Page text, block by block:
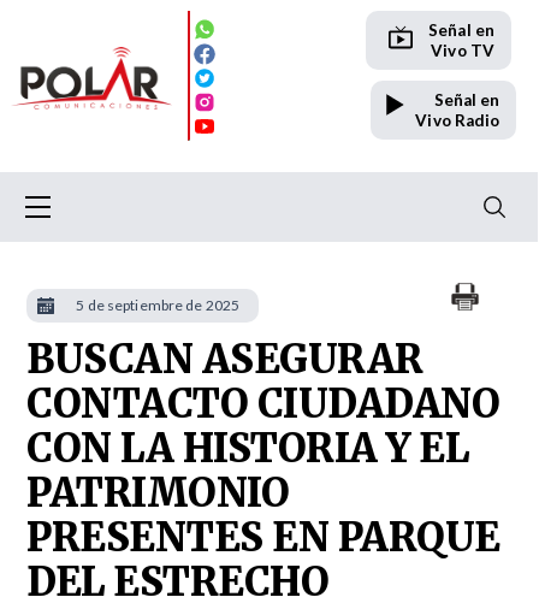
Señal en
Vivo TV
Señal en
Vivo Radio
BUSCAN ASEGURAR
CONTACTO CIUDADANO
CON LA HISTORIA Y EL
PATRIMONIO
PRESENTES EN PARQUE
DEL ESTRECHO
5 de septiembre de 2025